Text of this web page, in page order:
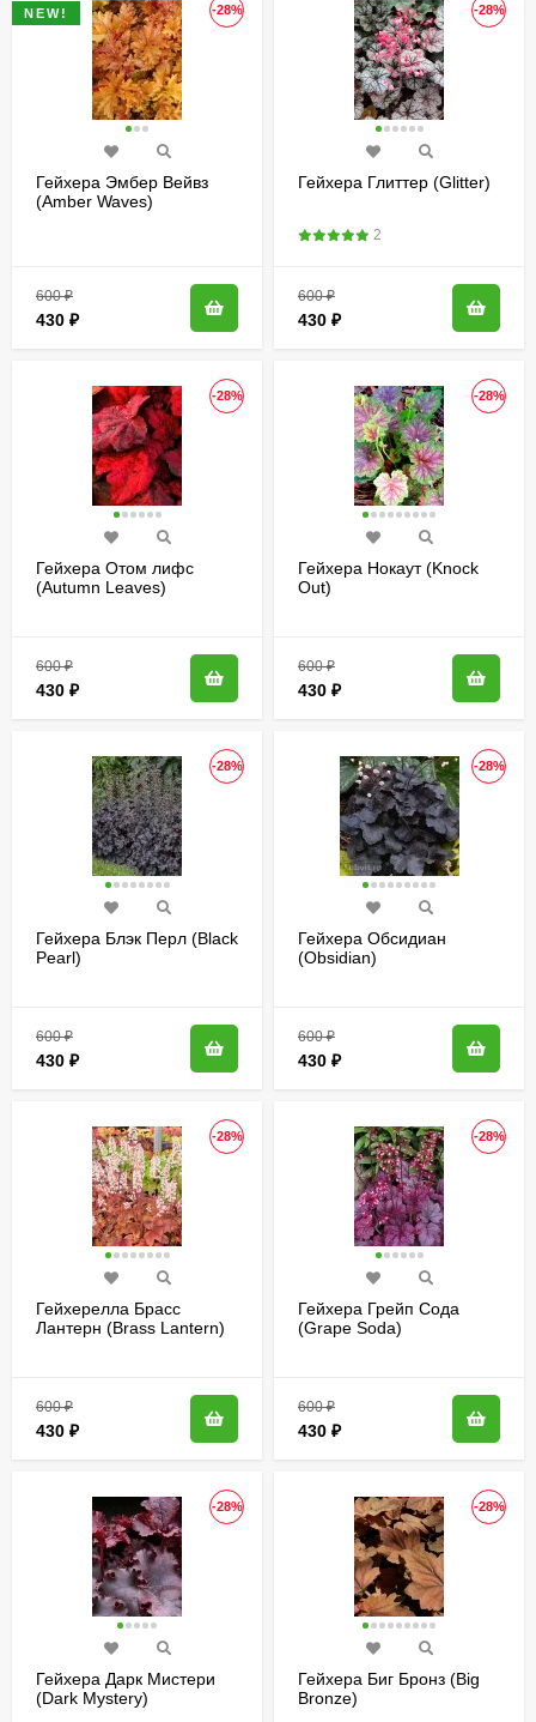
-28%
NEW!
Гейхера Эмбер Вейвз
(Amber Waves)
600₽
430 ₽
-28%
Гейхера Глиттер (Glitter)
2
600₽
430 ₽
-28%
Гейхера Отом лифс
(Autumn Leaves)
600₽
430 ₽
-28%
Гейхера Нокаут (Knock
Out)
600₽
430 ₽
-28%
Гейхера Блэк Перл (Black
Pearl)
600₽
430 ₽
-28%
Гейхера Обсидиан
(Obsidian)
600₽
430 ₽
-28%
Гейхерелла Брасс
Лантерн (Brass Lantern)
600₽
430 ₽
-28%
Гейхера Грейп Сода
(Grape Soda)
600₽
430 ₽
-28%
Гейхера Дарк Мистери
(Dark Mystery)
-28%
Гейхера Биг Бронз (Big
Bronze)